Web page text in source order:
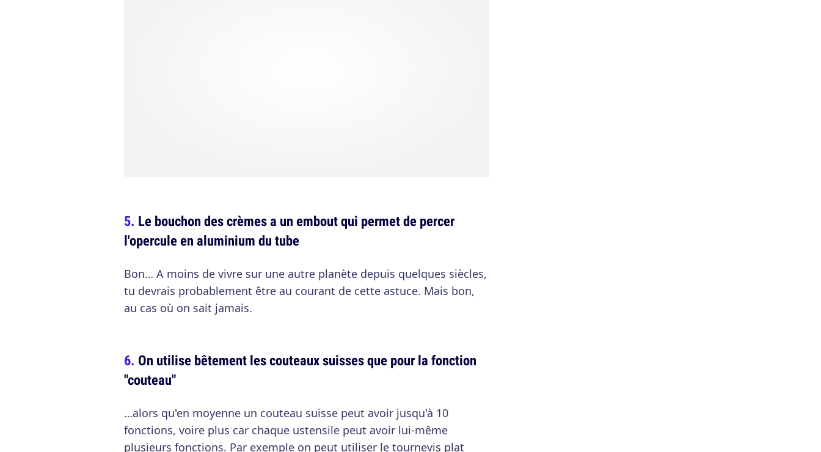
Le bouchon des crèmes a un embout qui permet de percer
l'opercule en aluminium du tube
Bon… A moins de vivre sur une autre planète depuis quelques siècles,
tu devrais probablement être au courant de cette astuce. Mais bon,
au cas où on sait jamais.
On utilise bêtement les couteaux suisses que pour la fonction
"couteau"
…alors qu'en moyenne un couteau suisse peut avoir jusqu'à 10
fonctions, voire plus car chaque ustensile peut avoir lui-même
plusieurs fonctions. Par exemple on peut utiliser le tournevis plat